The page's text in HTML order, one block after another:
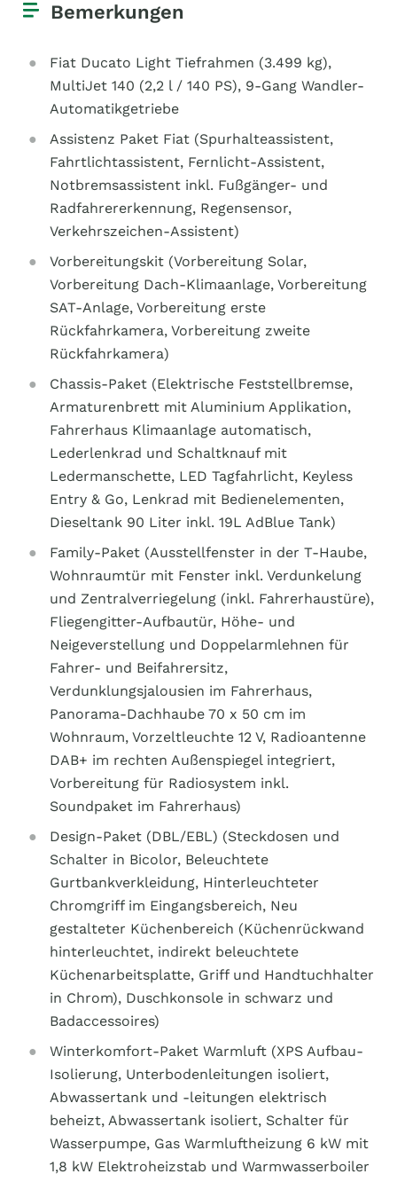
Bemerkungen
Fiat Ducato Light Tiefrahmen (3.499 kg),
MultiJet 140 (2,2 l / 140 PS), 9-Gang Wandler-
Automatikgetriebe
Assistenz Paket Fiat (Spurhalteassistent,
Fahrtlichtassistent, Fernlicht-Assistent,
Notbremsassistent inkl. Fußgänger- und
Radfahrererkennung, Regensensor,
Verkehrszeichen-Assistent)
Vorbereitungskit (Vorbereitung Solar,
Vorbereitung Dach-Klimaanlage, Vorbereitung
SAT-Anlage, Vorbereitung erste
Rückfahrkamera, Vorbereitung zweite
Rückfahrkamera)
Chassis-Paket (Elektrische Feststellbremse,
Armaturenbrett mit Aluminium Applikation,
Fahrerhaus Klimaanlage automatisch,
Lederlenkrad und Schaltknauf mit
Ledermanschette, LED Tagfahrlicht, Keyless
Entry & Go, Lenkrad mit Bedienelementen,
Dieseltank 90 Liter inkl. 19L AdBlue Tank)
Family-Paket (Ausstellfenster in der T-Haube,
Wohnraumtür mit Fenster inkl. Verdunkelung
und Zentralverriegelung (inkl. Fahrerhaustüre),
Fliegengitter-Aufbautür, Höhe- und
Neigeverstellung und Doppelarmlehnen für
Fahrer- und Beifahrersitz,
Verdunklungsjalousien im Fahrerhaus,
Panorama-Dachhaube 70 x 50 cm im
Wohnraum, Vorzeltleuchte 12 V, Radioantenne
DAB+ im rechten Außenspiegel integriert,
Vorbereitung für Radiosystem inkl.
Soundpaket im Fahrerhaus)
Design-Paket (DBL/EBL) (Steckdosen und
Schalter in Bicolor, Beleuchtete
Gurtbankverkleidung, Hinterleuchteter
Chromgriff im Eingangsbereich, Neu
gestalteter Küchenbereich (Küchenrückwand
hinterleuchtet, indirekt beleuchtete
Küchenarbeitsplatte, Griff und Handtuchhalter
in Chrom), Duschkonsole in schwarz und
Badaccessoires)
Winterkomfort-Paket Warmluft (XPS Aufbau-
Isolierung, Unterbodenleitungen isoliert,
Abwassertank und -leitungen elektrisch
beheizt, Abwassertank isoliert, Schalter für
Wasserpumpe, Gas Warmluftheizung 6 kW mit
1,8 kW Elektroheizstab und Warmwasserboiler